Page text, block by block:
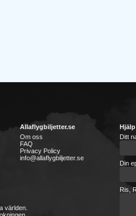
Allaflygbiljetter.se
Om oss
FAQ
Privacy Policy
info@allaflygbiljetter.se
världen.
Ditt
Din
Ris,